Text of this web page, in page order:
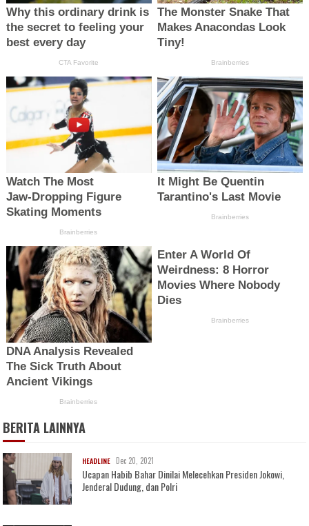
BERITA LAINNYA
HEADLINE Dec 20, 2021
Ucapan Habib Bahar Dinilai Melecehkan Presiden Jokowi,
Jenderal Dudung, dan Polri